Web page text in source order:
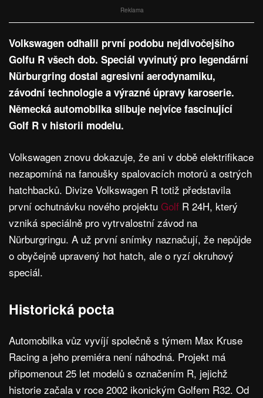
Reklama
Volkswagen odhalil první podobu nejdivočejšího
Golfu R všech dob. Speciál vyvinutý pro legendární
Nürburgring dostal agresivní aerodynamiku,
závodní technologie a výrazné úpravy karoserie.
Německá automobilka slibuje nejvíce fascinující
Golf R v historii modelu.
Volkswagen znovu dokazuje, že ani v době elektrifikace
nezapomíná na fanoušky spalovacích motorů a ostrých
hatchbacků. Divize Volkswagen R totiž představila
první ochutnávku nového projektu Golf R 24H, který
vzniká speciálně pro vytrvalostní závod na
Nürburgringu. A už první snímky naznačují, že nepůjde
o obyčejně upravený hot hatch, ale o ryzí okruhový
speciál.
Historická pocta
Automobilka vůz vyvíjí společně s týmem Max Kruse
Racing a jeho premiéra není náhodná. Projekt má
připomenout 25 let modelů s označením R, jejichž
historie začala v roce 2002 ikonickým Golfem R32. Od